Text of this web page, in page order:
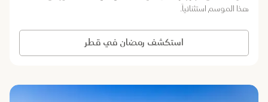
هذا الموسم استثنائياً.
استكشف رمضان في قطر